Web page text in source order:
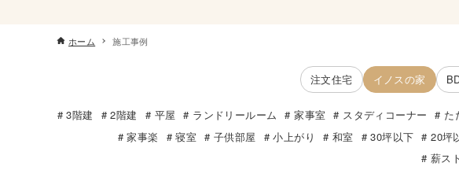
ホーム 施工事例
注文住宅 イノスの家
3階建 2階建 平屋 ランドリールーム 家事室 スタディコーナー た
家事楽
寝室 子供部屋 小上がり 和室 30坪以下 20坪
薪ス